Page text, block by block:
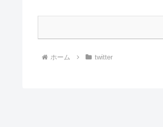
ホーム twitter